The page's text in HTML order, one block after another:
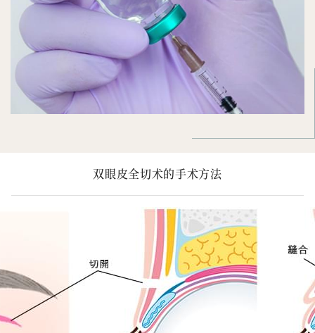
双眼皮全切术的手术方法